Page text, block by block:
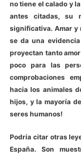
no tiene el calado y
antes citadas, su
significativa. Amar y
se da una
proyectan tanto
poco para las
comprobaciones
hacia los animales
hijos, y la mayoría
seres humanos!
Podría citar otras
España. Son